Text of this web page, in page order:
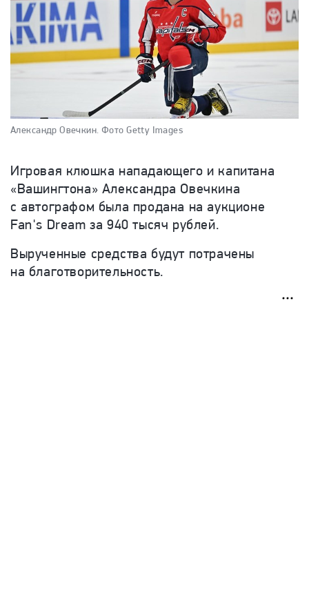
Александр Овечкин. Фото Getty Images
Игровая клюшка нападающего и капитана
«Вашингтона» Александра Овечкина
с автографом была продана на аукционе
Fan's Dream за 940 тысяч рублей.
Вырученные средства будут потрачены
на благотворительность.